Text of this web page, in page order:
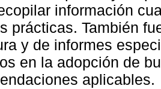
información
prácticas. También
y de informes
en la adopción de
aplicables.